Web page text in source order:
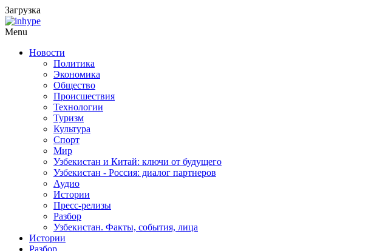
Загрузка
Menu
Новости
Политика
Экономика
Общество
Происшествия
Технологии
Туризм
Культура
Спорт
Мир
Узбекистан и Китай: ключи от будущего
Узбекистан - Россия: диалог партнеров
Аудио
Истории
Пресс-релизы
Разбор
Узбекистан. Факты, события, лица
Истории
Разбор